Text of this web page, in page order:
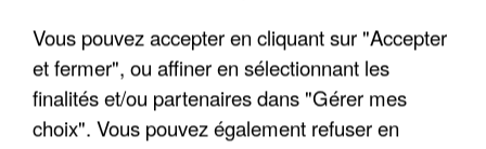
INTERPELLÉ EN ALGÉRIE
Vous pouvez accepter en cliquant sur "Accepter
et fermer", ou affiner en sélectionnant les
finalités et/ou partenaires dans "Gérer mes
choix". Vous pouvez également refuser en